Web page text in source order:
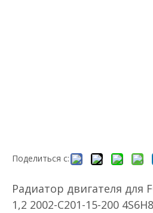
Поделиться с:
Радиатор двигателя для
1,2 2002-C201-15-200